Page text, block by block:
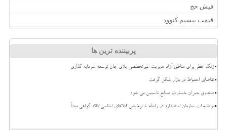
فیش حج
قیمت بیسیم کنوود
پربیننده ترین ها
زنگ خطر برای مناطق آزاد مدیریت غیرتخصصی بلای جان توسعه سرمایه گذاری
تقاضای احتیاط در بازار شکل گرفت
صندوق جبران خسارت صنایع تاسیس می شود
توضیحات سازمان استاندارد در رابطه با ترخیص کالاهای اساسی فاقد گواهی مبدأ